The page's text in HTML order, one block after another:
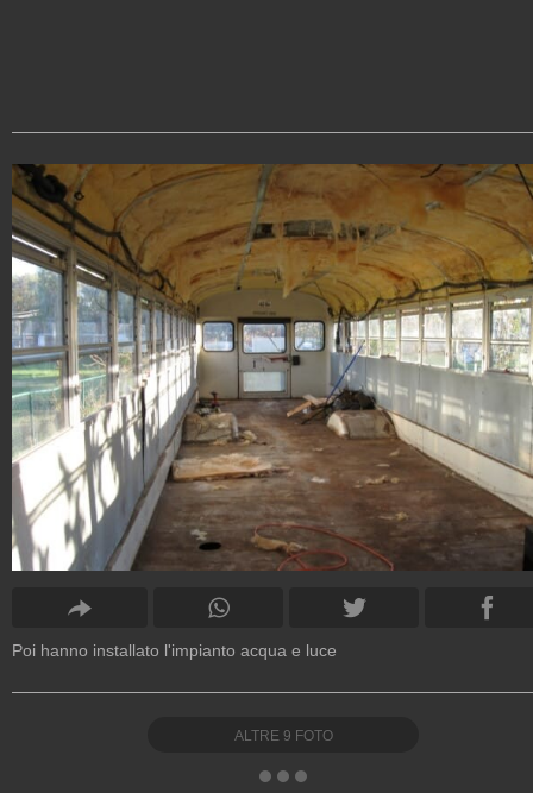
Poi hanno installato l'impianto acqua e luce
ALTRE 9 FOTO